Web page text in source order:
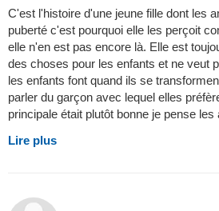
C'est l'histoire d'une jeune fille dont les
puberté c'est pourquoi elle les perçoit
elle n'en est pas encore là. Elle est
des choses pour les enfants et ne veut
les enfants font quand ils se
parler du garçon avec lequel elles
principale était plutôt bonne je pense les
Lire plus